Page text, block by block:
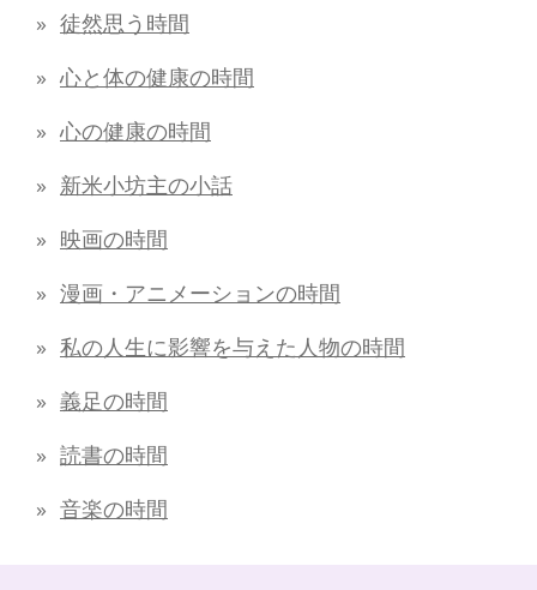
徒然思う時間
心と体の健康の時間
心の健康の時間
新米小坊主の小話
映画の時間
漫画・アニメーションの時間
私の人生に影響を与えた人物の時間
義足の時間
読書の時間
音楽の時間